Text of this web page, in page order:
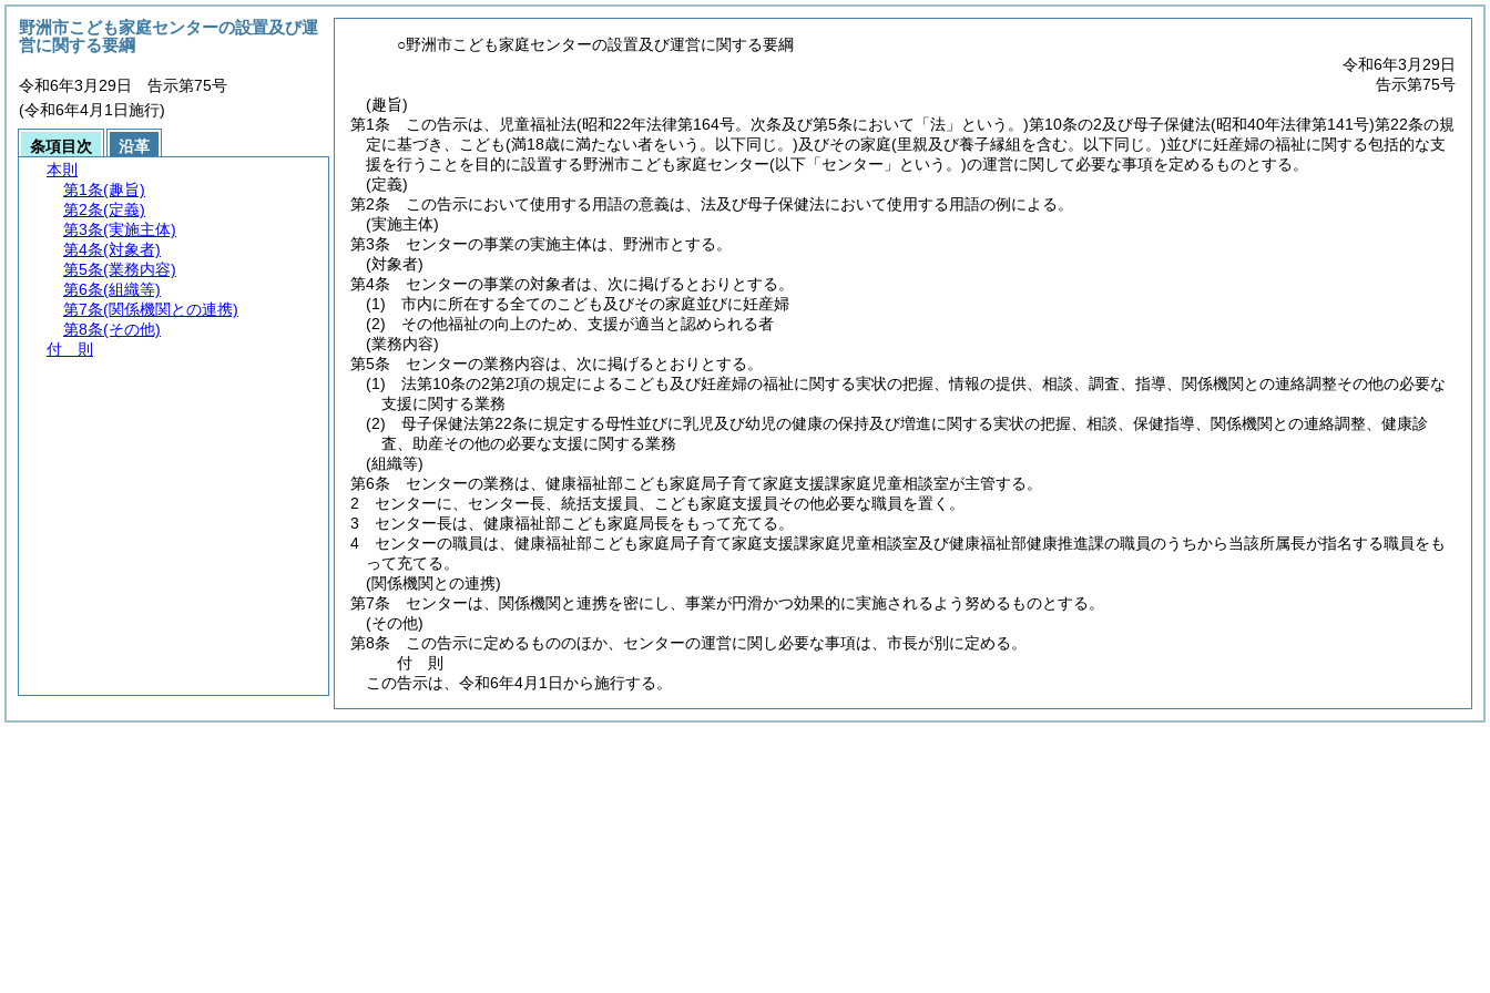
○野洲市こども家庭センターの設置及び運営に関する要綱
令和6年3月29日
告示第75号
(趣旨)
第1条
この告示は、児童福祉法(昭和22年法律第164号。次条及び第5条において「法」という。)第10条の2及び母子保健法(昭和40年法律第141号)第22条の規
定に基づき、こども(満18歳に満たない者をいう。以下同じ。)及びその家庭(里親及び養子縁組を含む。以下同じ。)並びに妊産婦の福祉に関する包括的な支
援を行うことを目的に設置する野洲市こども家庭センター(以下「センター」という。)の運営に関して必要な事項を定めるものとする。
(定義)
第2条
この告示において使用する用語の意義は、法及び母子保健法において使用する用語の例による。
(実施主体)
第3条
センターの事業の実施主体は、野洲市とする。
(対象者)
第4条
センターの事業の対象者は、次に掲げるとおりとする。
(1)
市内に所在する全てのこども及びその家庭並びに妊産婦
(2)
その他福祉の向上のため、支援が適当と認められる者
(業務内容)
第5条
センターの業務内容は、次に掲げるとおりとする。
(1)
法第10条の2第2項の規定によるこども及び妊産婦の福祉に関する実状の把握、情報の提供、相談、調査、指導、関係機関との連絡調整その他の必要な
支援に関する業務
(2)
母子保健法第22条に規定する母性並びに乳児及び幼児の健康の保持及び増進に関する実状の把握、相談、保健指導、関係機関との連絡調整、健康診
査、助産その他の必要な支援に関する業務
(組織等)
第6条
センターの業務は、健康福祉部こども家庭局子育て家庭支援課家庭児童相談室が主管する。
2
センターに、センター長、統括支援員、こども家庭支援員その他必要な職員を置く。
3
センター長は、健康福祉部こども家庭局長をもって充てる。
4
センターの職員は、健康福祉部こども家庭局子育て家庭支援課家庭児童相談室及び健康福祉部健康推進課の職員のうちから当該所属長が指名する職員をも
って充てる。
(関係機関との連携)
第7条
センターは、関係機関と連携を密にし、事業が円滑かつ効果的に実施されるよう努めるものとする。
(その他)
第8条
この告示に定めるもののほか、センターの運営に関し必要な事項は、市長が別に定める。
付 則
この告示は、令和6年4月1日から施行する。
野洲市こども家庭センターの設置及び運
営に関する要綱
令和6年3月29日 告示第75号
(令和6年4月1日施行)
条項目次
沿革
本則
第1条(趣旨)
第2条(定義)
第3条(実施主体)
第4条(対象者)
第5条(業務内容)
第6条(組織等)
第7条(関係機関との連携)
第8条(その他)
付 則